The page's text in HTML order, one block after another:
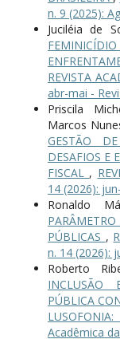
n. 9 (2025):
Juciléia de
REVISTA
abr-mai -
Priscila
Marcos
GESTÃO
DESAFIOS E
FISCAL ,
14 (2026):
Ronaldo
PÚBLICAS ,
n. 14 (2026):
Roberto
INCLUSÃO
PÚBLICA
Acadêmica